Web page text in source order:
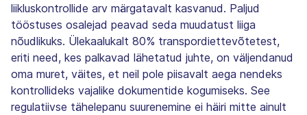
liikluskontrollide arv märgatavalt kasvanud. Paljud
tööstuses osalejad peavad seda muudatust liiga
nõudlikuks. Ülekaalukalt 80% transpordiettevõtetest,
eriti need, kes palkavad lähetatud juhte, on väljendanud
oma muret, väites, et neil pole piisavalt aega nendeks
kontrollideks vajalike dokumentide kogumiseks. See
regulatiivse tähelepanu suurenemine ei häiri mitte ainult